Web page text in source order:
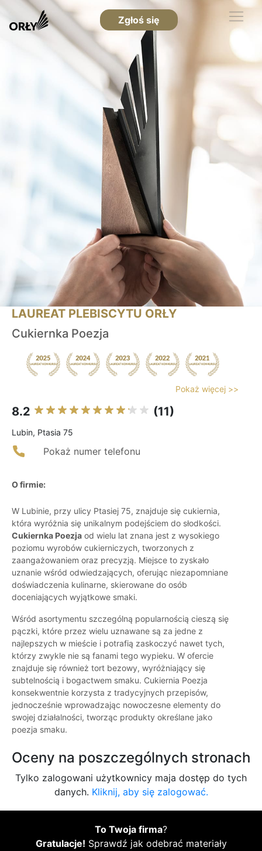
Zgłoś się
LAUREAT PLEBISCYTU ORŁY
Cukiernka Poezja
Pokaż więcej >>
8.2 (11)
Lubin, Ptasia 75
Pokaż numer telefonu
O firmie:
W Lubinie, przy ulicy Ptasiej 75, znajduje się cukiernia,
która wyróżnia się unikalnym podejściem do słodkości.
Cukiernka Poezja od wielu lat znana jest z wysokiego
poziomu wyrobów cukierniczych, tworzonych z
zaangażowaniem oraz precyzją. Miejsce to zyskało
uznanie wśród odwiedzających, oferując niezapomniane
doświadczenia kulinarne, skierowane do osób
doceniających wyjątkowe smaki.
Wśród asortymentu szczególną popularnością cieszą się
pączki, które przez wielu uznawane są za jedne z
najlepszych w mieście i potrafią zaskoczyć nawet tych,
którzy zwykle nie są fanami tego wypieku. W ofercie
znajduje się również tort bezowy, wyróżniający się
subtelnością i bogactwem smaku. Cukiernia Poezja
konsekwentnie korzysta z tradycyjnych przepisów,
jednocześnie wprowadzając nowoczesne elementy do
swojej działalności, tworząc produkty określane jako
poezja smaku.
Oceny na poszczególnych stronach
Tylko zalogowani użytkownicy maja dostęp do tych
danych. Kliknij, aby się zalogować.
To Twoja firma?
Gratulacje! Sprawdź jak odebrać materiały